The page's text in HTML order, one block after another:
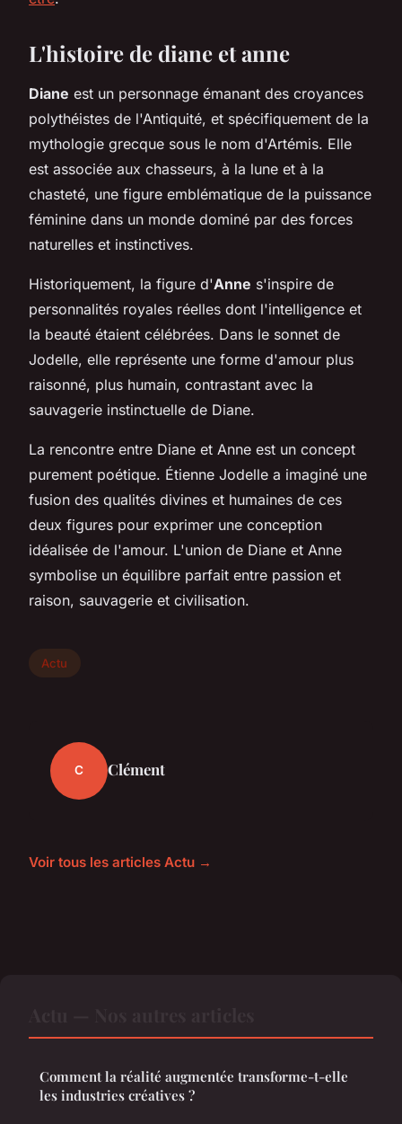
L'histoire de diane et anne
Diane est un personnage émanant des croyances
polythéistes de l'Antiquité, et spécifiquement de la
mythologie grecque sous le nom d'Artémis. Elle
est associée aux chasseurs, à la lune et à la
chasteté, une figure emblématique de la puissance
féminine dans un monde dominé par des forces
naturelles et instinctives.
Historiquement, la figure d'Anne s'inspire de
personnalités royales réelles dont l'intelligence et
la beauté étaient célébrées. Dans le sonnet de
Jodelle, elle représente une forme d'amour plus
raisonné, plus humain, contrastant avec la
sauvagerie instinctuelle de Diane.
La rencontre entre Diane et Anne est un concept
purement poétique. Étienne Jodelle a imaginé une
fusion des qualités divines et humaines de ces
deux figures pour exprimer une conception
idéalisée de l'amour. L'union de Diane et Anne
symbolise un équilibre parfait entre passion et
raison, sauvagerie et civilisation.
Actu
C Clément
Voir tous les articles Actu →
Comment la réalité augmentée transforme-t-elle
les industries créatives ?